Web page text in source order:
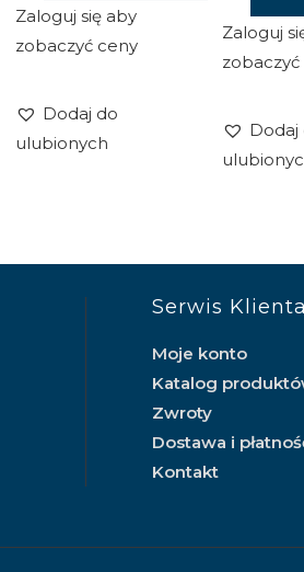
Zaloguj się aby
zobaczyć ceny
Dodaj do
ulubionych
Zaloguj
Dodaj
Serwis Klienta
Moje konto
Katalog
Zwroty
Dostawa i
Kontakt